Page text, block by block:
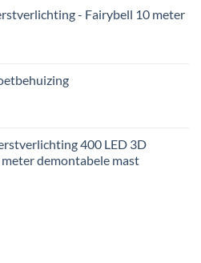
- Fairybell 10 meter
400 LED 3D
demontabele mast